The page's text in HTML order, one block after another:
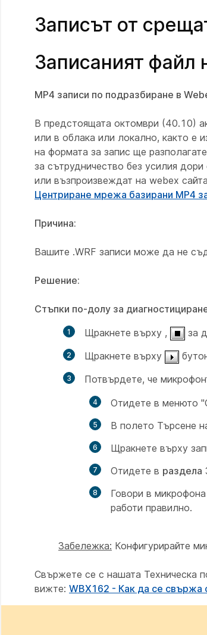
Записът от
Записаният файл
MP4 записи по подразбиране в
В предстоящата октомври (40.10)
или в облака или локално, както е
на формата за запис ще
за сътрудничество без усилия
или възпроизвеждат на webex
Центриране мрежа базирани MP4
Причина:
Вашите .WRF записи може да не
Решение:
Стъпки по-долу за
Щракнете върху ,
за
Щракнете върху
Потвърдете, че
Отидете в менюто
В полето Търсене
Щракнете върху
Отидете в раздела
Говори в
работи правилно.
Забележка: Конфигурирайте
Свържете се с нашата Техническа
вижте: WBX162 - Как да се свържа